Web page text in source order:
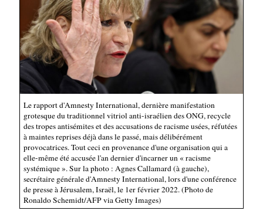
Le rapport d'Amnesty International, dernière manifestation
grotesque du traditionnel vitriol anti-israélien des ONG, recycle
des tropes antisémites et des accusations de racisme usées, réfutées
à maintes reprises déjà dans le passé, mais délibérément
provocatrices. Tout ceci en provenance d'une organisation qui a
elle-même été accusée l'an dernier d'incarner un « racisme
systémique ». Sur la photo : Agnes Callamard (à gauche),
secrétaire générale d'Amnesty International, lors d'une conférence
de presse à Jérusalem, Israël, le 1er février 2022. (Photo de
Ronaldo Schemidt/AFP via Getty Images)